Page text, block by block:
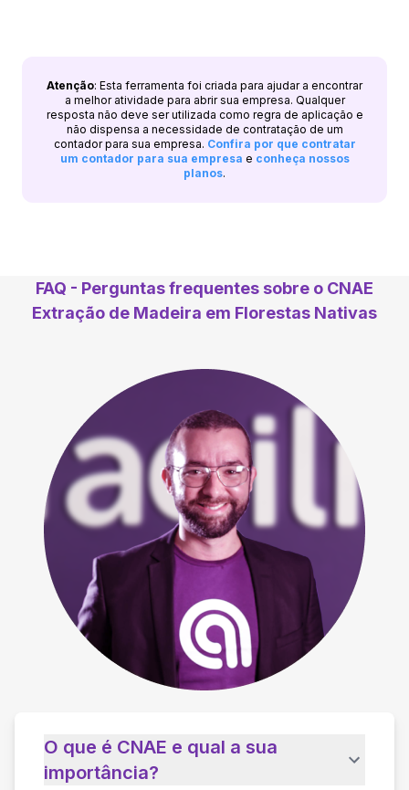
Atenção: Esta ferramenta foi criada para ajudar a encontrar
a melhor atividade para abrir sua empresa. Qualquer
resposta não deve ser utilizada como regra de aplicação e
não dispensa a necessidade de contratação de um
contador para sua empresa. Confira por que contratar
um contador para sua empresa e conheça nossos
planos.
FAQ - Perguntas frequentes sobre o CNAE
Extração de Madeira em Florestas Nativas
O que é CNAE e qual a sua
importância?